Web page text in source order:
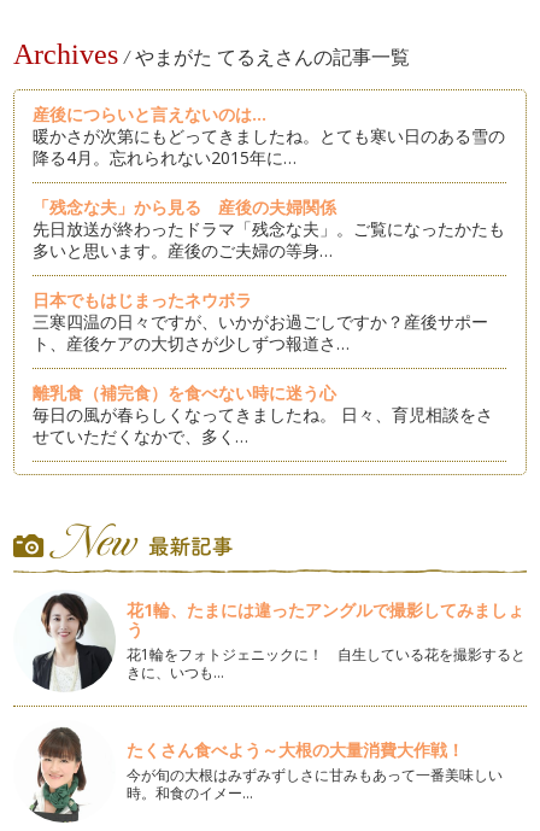
Archives / やまがた てるえさんの記事一覧
産後につらいと言えないのは...
暖かさが次第にもどってきましたね。とても寒い日のある雪の
降る4月。忘れられない2015年に…
「残念な夫」から見る 産後の夫婦関係
先日放送が終わったドラマ「残念な夫」。ご覧になったかたも
多いと思います。産後のご夫婦の等身…
日本でもはじまったネウボラ
三寒四温の日々ですが、いかがお過ごしですか？産後サポー
ト、産後ケアの大切さが少しずつ報道さ…
離乳食（補完食）を食べない時に迷う心
毎日の風が春らしくなってきましたね。 日々、育児相談をさ
せていただくなかで、多く…
しいと思う年代のやまがたです。 …
いいお母さんプレッシャー
「いいお母さんになりたい」これは、きっと多くの産後の女性
が感じていることだと、おもいます。…
上の子を愛せないという出来事
2015年 はじめてのメッセージです。 先日BLOGでアップを
したテーマに対して沢…
寒い季節の乳腺炎
あと数日で2014年も終わりに近づいてきました。みなさん
は、どんな2014年をすごしました…
花1輪、たまには違ったアングルで撮影してみましょ
う
花1輪をフォトジェニックに！ 自生している花を撮影すると
きに、いつも…
たくさん食べよう～大根の大量消費大作戦！
今が旬の大根はみずみずしさに甘みもあって一番美味しい
時。和食のイメー…